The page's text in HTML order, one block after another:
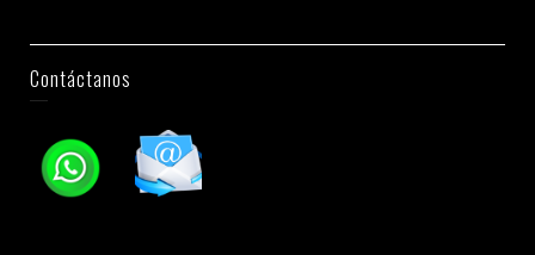
Contáctanos